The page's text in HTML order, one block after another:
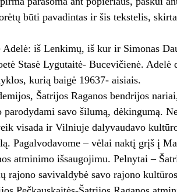
būti pavadintas ir šis tekstelis,
iš Lenkimų, iš kur ir Simonas
Stasė Lygutaitė- Bucevičienė.
kurią baigė 19637- aisiais.
Šatrijos Raganos bendrijos
savo šilumą, dėkingumą.
visada ir Vilniuje dalyvaudavo
Pagalvodavome – vėlai naktį grįš į
atminimo išsaugojimu. Pelnytai –
rajono savivaldybė savo rajono